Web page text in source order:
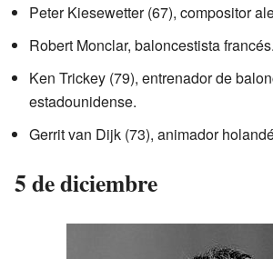
Peter Kiesewetter (67), compositor
Robert Monclar, baloncestista francés.
Ken Trickey (79), entrenador de
estadounidense.
Gerrit van Dijk (73), animador
5 de diciembre